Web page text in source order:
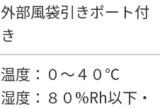
外部風袋引きポート付
き
温度：０～４０℃
湿度：８０%Rh以下・